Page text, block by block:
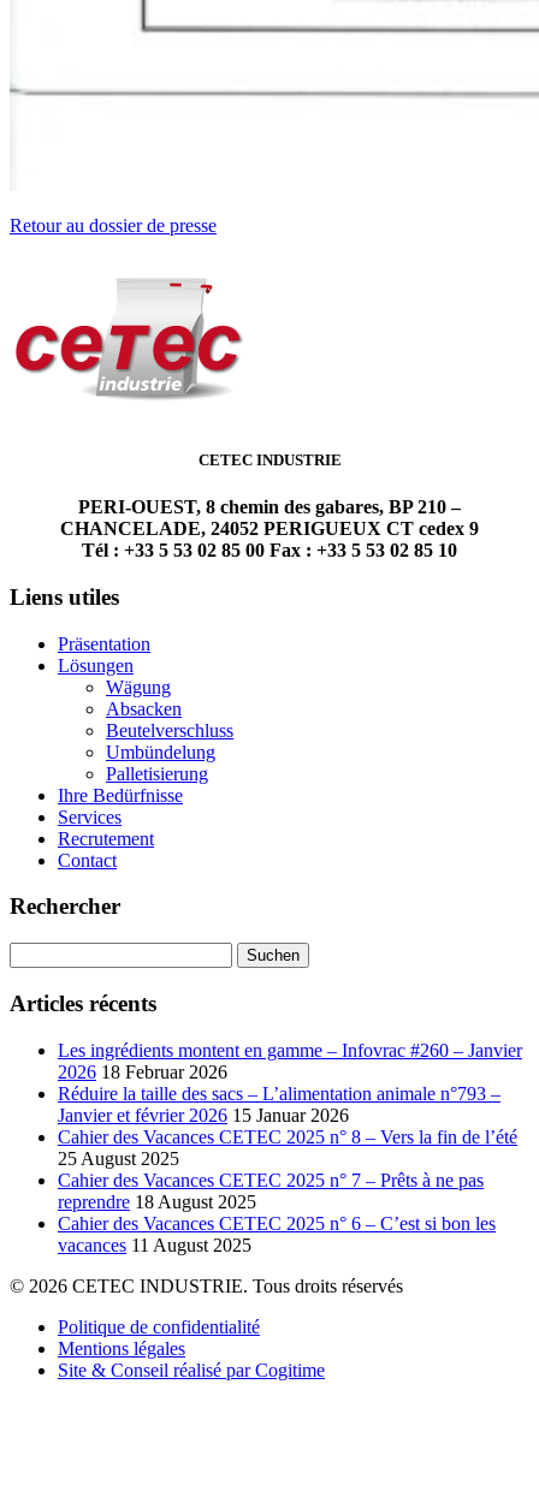
Retour au dossier de presse
CETEC INDUSTRIE
PERI-OUEST, 8 chemin des gabares, BP 210 –
CHANCELADE, 24052 PERIGUEUX CT cedex 9
Tél : +33 5 53 02 85 00 Fax : +33 5 53 02 85 10
Liens utiles
Präsentation
Lösungen
Wägung
Absacken
Beutelverschluss
Umbündelung
Palletisierung
Ihre Bedürfnisse
Services
Recrutement
Contact
Rechercher
nach:
Articles récents
Les ingrédients montent en gamme – Infovrac #260 – Janvier
2026 18 Februar 2026
Réduire la taille des sacs – L’alimentation animale n°793 –
Janvier et février 2026 15 Januar 2026
Cahier des Vacances CETEC 2025 n° 8 – Vers la fin de l’été
25 August 2025
Cahier des Vacances CETEC 2025 n° 7 – Prêts à ne pas
reprendre 18 August 2025
Cahier des Vacances CETEC 2025 n° 6 – C’est si bon les
vacances 11 August 2025
© 2026 CETEC INDUSTRIE. Tous droits réservés
Politique de confidentialité
Mentions légales
Site & Conseil réalisé par Cogitime